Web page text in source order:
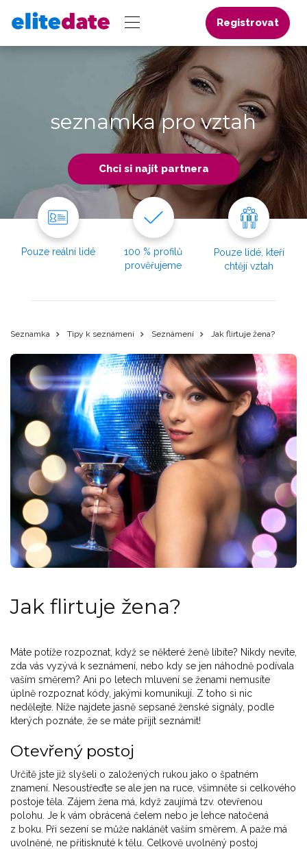
Registrovat
seznamka pro vztah
Chci si najít partnera
Pouze reální lidé
100 % profilů
prověřujeme
Pouze lidé, kteří
chtějí vztah
Seznamka Tipy k seznámení Seznámení Jak flirtuje žena?
Jak flirtuje žena?
Máte potíže rozpoznat, když se některé ženě líbíte? Nikdy nevíte,
zda vás vyzývá k seznámení, nebo kdy se jen náhodně podívala
vaším směrem? Ani po letech mluvení se ženami nemusíte
úplně rozpoznat kódy, jakými komunikují. Z toho si nic
nedělejte. Níže najdete jasně sepsané ženské signály, podle
kterých poznáte, že se máte přijít seznámit!
Otevřený postoj
Určitě jste již slyšeli o založených rukou jako o špatném
znamení. Nesoustřeďte se ale jen na ruce, všimněte si celkového
postoje těla. Zájem žena má, když zaujímá tzv. otevřenou
polohu. Je k vám obrácená čelem nebo je lehce natočená
z boku. Při sezení se může naklánět vaším směrem. A paže má
uvolněné, ne přitisknuté k tělu. Celkově uvolněný postoj